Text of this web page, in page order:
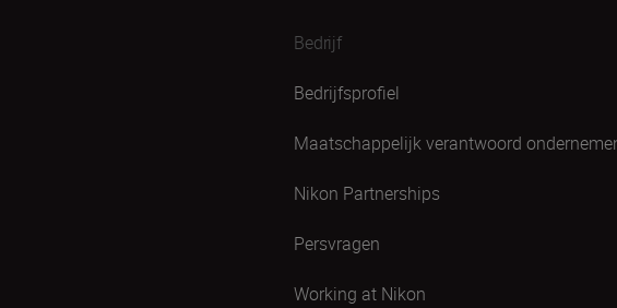
Bedrijf
Bedrijfsprofiel
Maatschappelijk verantwoord
Nikon Partnerships
Persvragen
Working at Nikon